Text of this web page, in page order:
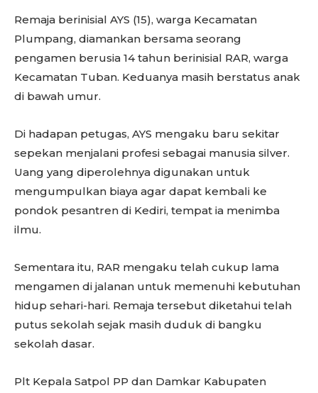
Remaja berinisial AYS (15), warga Kecamatan
Plumpang, diamankan bersama seorang
pengamen berusia 14 tahun berinisial RAR, warga
Kecamatan Tuban. Keduanya masih berstatus anak
di bawah umur.
Di hadapan petugas, AYS mengaku baru sekitar
sepekan menjalani profesi sebagai manusia silver.
Uang yang diperolehnya digunakan untuk
mengumpulkan biaya agar dapat kembali ke
pondok pesantren di Kediri, tempat ia menimba
ilmu.
Sementara itu, RAR mengaku telah cukup lama
mengamen di jalanan untuk memenuhi kebutuhan
hidup sehari-hari. Remaja tersebut diketahui telah
putus sekolah sejak masih duduk di bangku
sekolah dasar.
Plt Kepala Satpol PP dan Damkar Kabupaten